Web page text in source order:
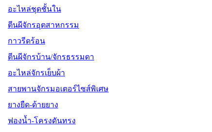
อะไหล่ชุดชั้นใน
ตีนผีจักรอุตสาหกรรม
กาวรีดร้อน
ตีนผีจักรบ้าน/จักรธรรมดา
อะไหล่จักรเย็บผ้า
สายพานจักรมอเตอร์ไซส์พิเศษ
ยางยืด-ด้ายยาง
ฟองน้ำ-โครงดันทรง